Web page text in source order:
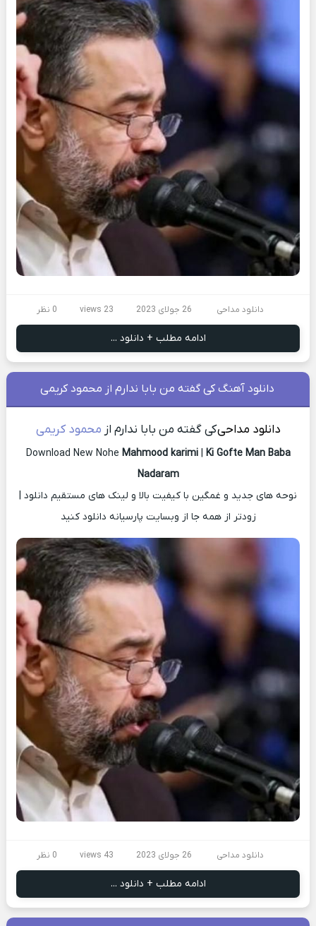
دانلود مداحی 26 جولای 2023 23 views 0 نظر
ادامه مطلب + دانلود ...
دانلود آهنگ کی گفته من بابا ندارم از محمود کریمی
دانلود مداحیکی گفته من بابا ندارم از محمود کریمی
Download New Nohe Mahmood karimi| Ki Gofte Man Baba
Nadaram
نوحه های جدید و غمگین با کیفیت بالا و لینک های مستقیم دانلود |
زودتر از همه جا از وبسایت پارسیانه دانلود کنید
دانلود مداحی 26 جولای 2023 43 views 0 نظر
ادامه مطلب + دانلود ...